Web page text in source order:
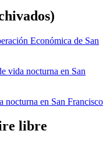
Económica de San
vida nocturna en San
nocturna en San Francisco
libre